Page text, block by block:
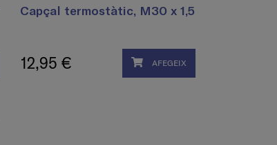
Capçal termostàtic, M30 x 1,5
12,95 € AFEGEIX